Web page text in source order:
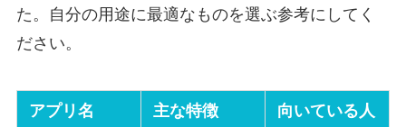
た。自分の用途に最適なものを選ぶ参考にしてく
ださい。
アプリ名 主な特徴 向いている人